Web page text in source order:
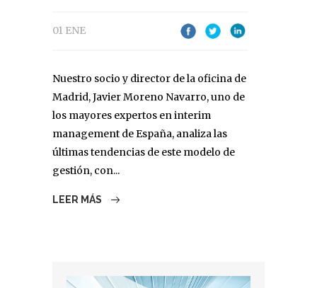
01 ENE
Nuestro socio y director de la oficina de
Madrid, Javier Moreno Navarro, uno de
los mayores expertos en interim
management de España, analiza las
últimas tendencias de este modelo de
gestión, con...
LEER MÁS